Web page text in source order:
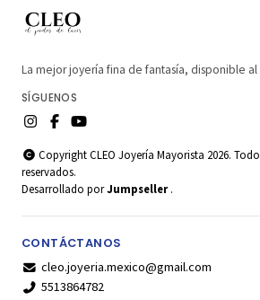
La mejor joyería fina de fantasía, disponible
SÍGUENOS
Copyright CLEO Joyería Mayorista 2026.
reservados.
Desarrollado porJumpseller .
CONTÁCTANOS
cleo.joyeria.mexico@gmail.com
5513864782